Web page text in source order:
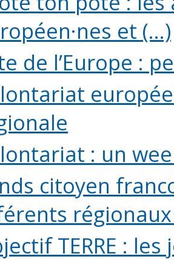
et (...)
de l’Europe :
: un
citoyen
régionaux
TERRE :